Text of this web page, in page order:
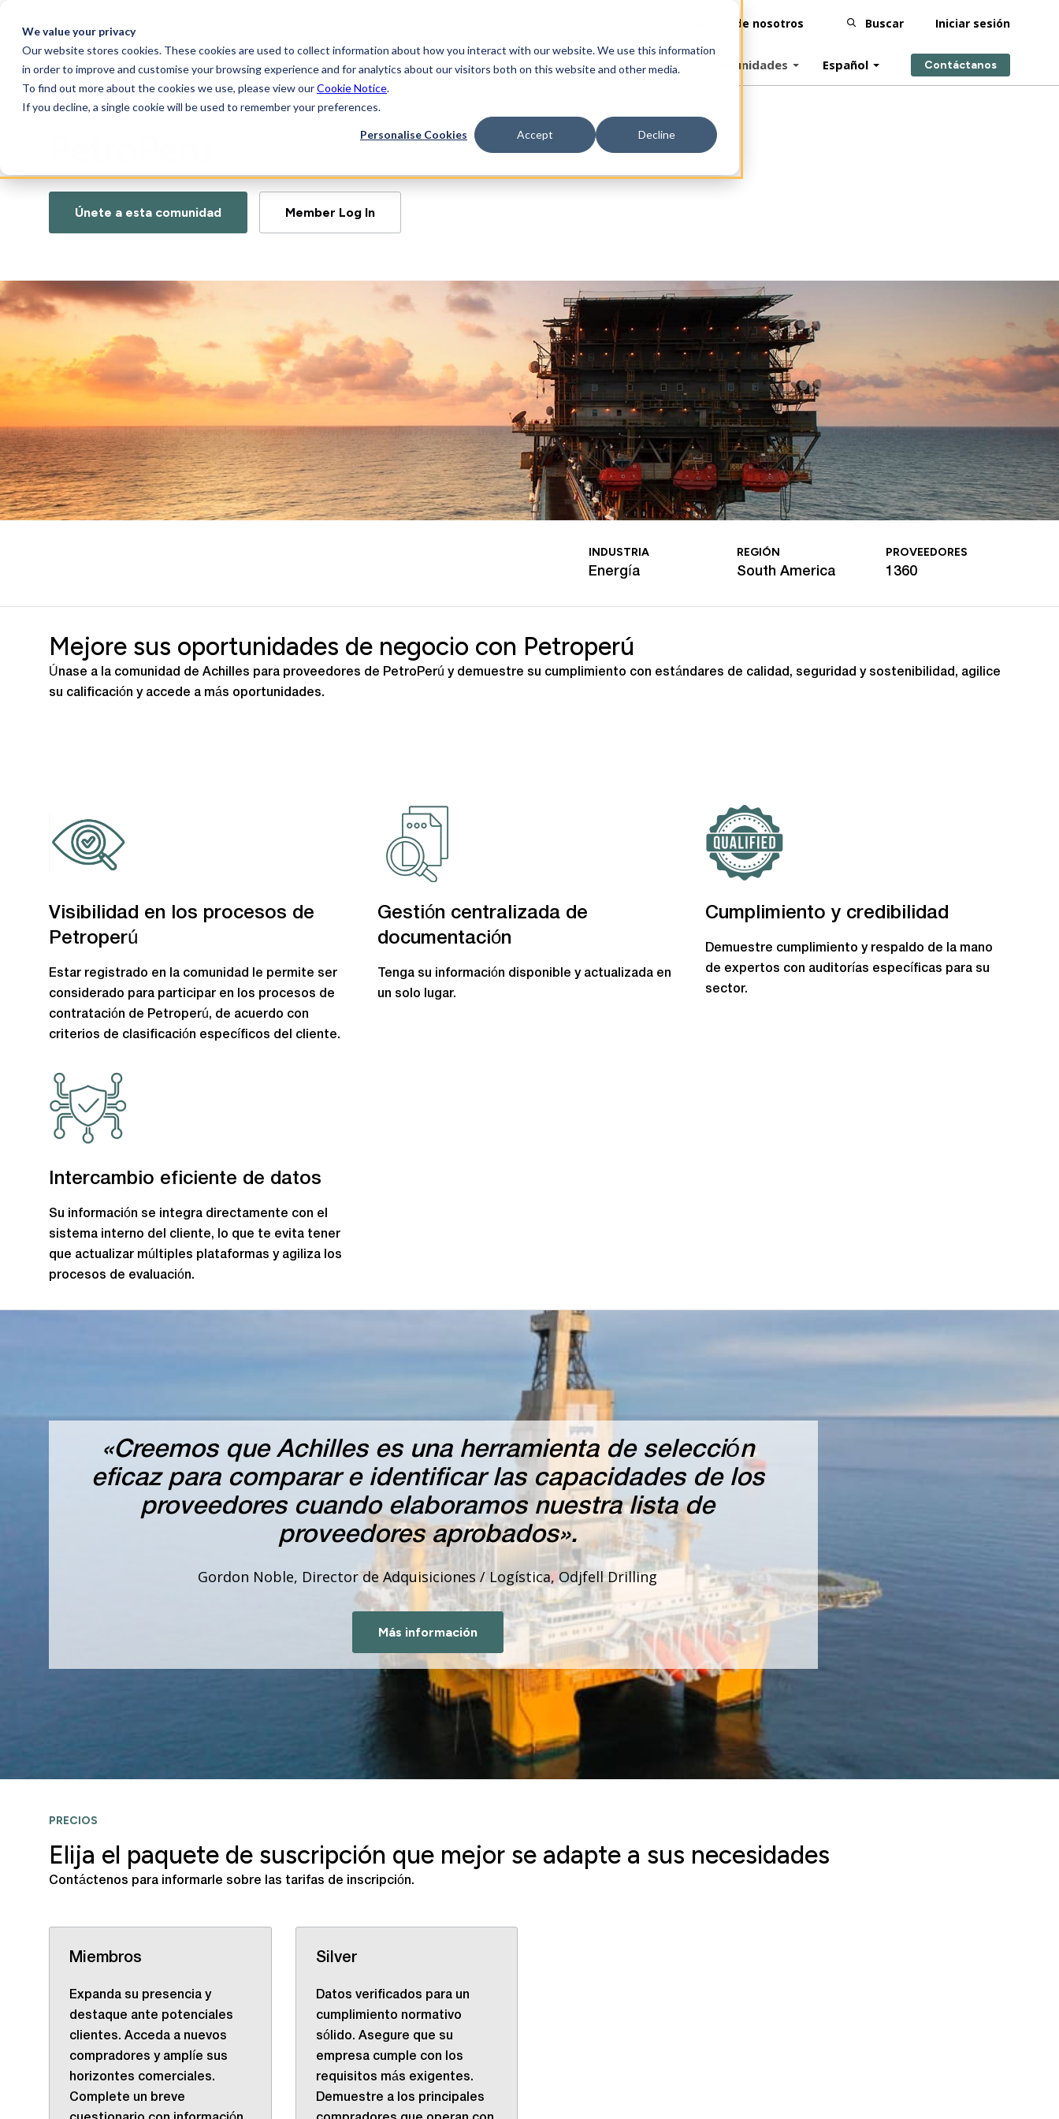
We value your privacy
Our website stores cookies. These cookies are used to collect information about how you interact with our website. We use this information
in order to improve and customise your browsing experience and for analytics about our visitors both on this website and other media.
To find out more about the cookies we use, please view ourCookie Notice.
If you decline, a single cookie will be used to remember your preferences.
Personalise Cookies Accept Decline
Acerca de nosotros Buscar Iniciar sesión
AchillesAI Plataforma Industrias Soluciones Recursos Comunidades Español Contáctanos
Únete a esta comunidad Member Log In
INDUSTRIA
Energía
REGIÓN
South America
PROVEEDORES
1360
Mejore sus oportunidades de negocio con Petroperú
Únase a la comunidad de Achilles para proveedores de PetroPerú y demuestre su cumplimiento con estándares de calidad, seguridad y sostenibilidad, agilice
su calificación y accede a más oportunidades.
Visibilidad en los procesos de
Petroperú
Estar registrado en la comunidad le permite ser
considerado para participar en los procesos de
contratación de Petroperú, de acuerdo con
criterios de clasificación específicos del cliente.
Gestión centralizada de
documentación
Tenga su información disponible y actualizada en
un solo lugar.
Cumplimiento y credibilidad
Demuestre cumplimiento y respaldo de la mano
de expertos con auditorías específicas para su
sector.
Intercambio eficiente de datos
Su información se integra directamente con el
sistema interno del cliente, lo que te evita tener
que actualizar múltiples plataformas y agiliza los
procesos de evaluación.
«Creemos que Achilles es una herramienta de selección
eficaz para comparar e identificar las capacidades de los
proveedores cuando elaboramos nuestra lista de
proveedores aprobados».
Gordon Noble, Director de Adquisiciones / Logística, Odjfell Drilling
Más información
PRECIOS
Elija el paquete de suscripción que mejor se adapte a sus necesidades
Contáctenos para informarle sobre las tarifas de inscripción.
Miembros
Expanda su presencia y
destaque ante potenciales
clientes. Acceda a nuevos
compradores y amplíe sus
horizontes comerciales.
Complete un breve
Silver
Datos verificados para un
cumplimiento normativo
sólido. Asegure que su
empresa cumple con los
requisitos más exigentes.
Demuestre a los principales